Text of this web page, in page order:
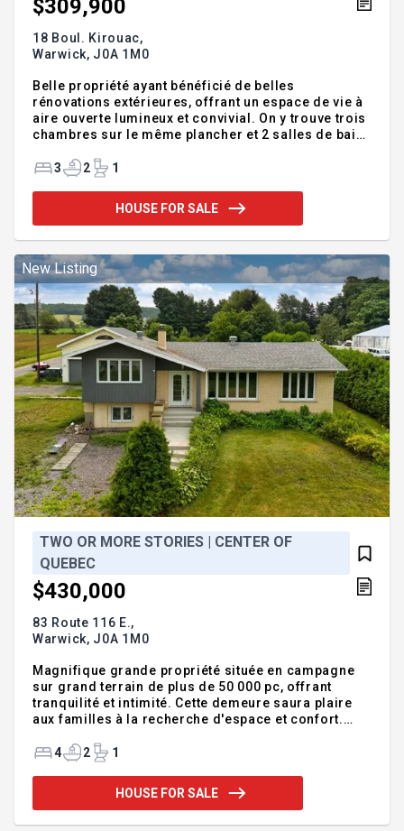
$309,900
18 Boul. Kirouac,
Warwick, J0A 1M0
Belle propriété ayant bénéficié de belles
rénovations extérieures, offrant un espace de vie à
aire ouverte lumineux et convivial. On y trouve trois
chambres sur le même plancher et 2 salles de bain
sous-sol est semi-aménagé avec entrée
poêle à bois parfait pour de bons moment en
famille. Implantée sur un beau grand terrain de plus
services, ce qui en fait un choix judicieux pour une
vie pratique et
3 2 1
HOUSE FOR SALE
New Listing
TWO OR MORE STORIES | CENTER OF
QUEBEC
$430,000
83 Route 116 E.,
Warwick, J0A 1M0
Magnifique grande propriété située en campagne
sur grand terrain de plus de 50 000 pc, offrant
tranquilité et intimité. Cette demeure saura plaire
aux familles à la recherche d'espace et confort.
accueillant et lumineux, de belles grandes pièces
avoir 7 au total mais aucune information quant à la
grosseur de l'installation septique. Elle comprend
4 2 1
HOUSE FOR SALE